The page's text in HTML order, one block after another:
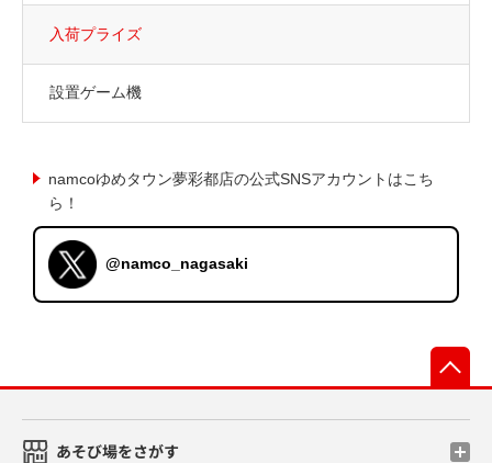
入荷プライズ
設置ゲーム機
namcoゆめタウン夢彩都店の公式SNSアカウントはこち
ら！
@namco_nagasaki
あそび場をさがす